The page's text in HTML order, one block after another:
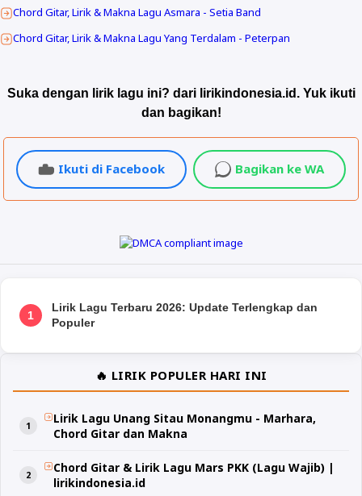
Chord Gitar, Lirik & Makna Lagu Asmara - Setia Band
Chord Gitar, Lirik & Makna Lagu Yang Terdalam - Peterpan
Suka dengan lirik lagu ini? dari lirikindonesia.id. Yuk ikuti
dan bagikan!
Ikuti di Facebook Bagikan ke WA
1
Lirik Lagu Terbaru 2026: Update Terlengkap dan
Populer
🔥 LIRIK POPULER HARI INI
Lirik Lagu Unang Sitau Monangmu - Marhara,
Chord Gitar dan Makna
Chord Gitar & Lirik Lagu Mars PKK (Lagu Wajib) |
lirikindonesia.id